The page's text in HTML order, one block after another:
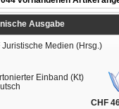
Ausgabe
Juristische Medien (Hrsg.)
Einband (Kt)
CHF